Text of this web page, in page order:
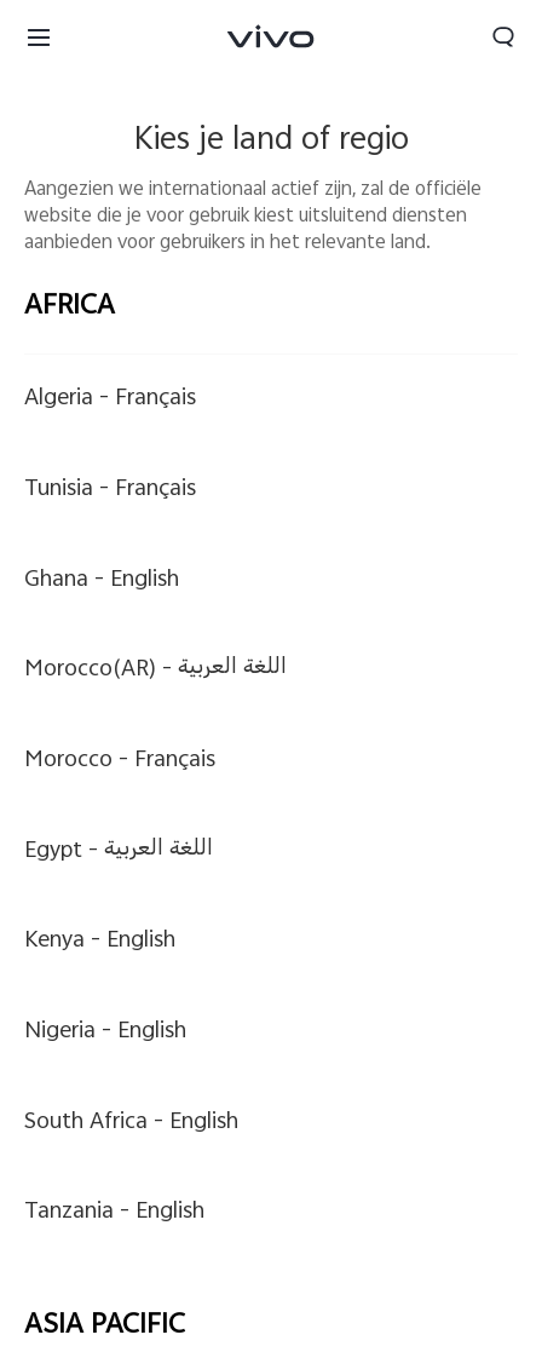
Kies je land of regio
Aangezien we internationaal actief zijn, zal de officiële
website die je voor gebruik kiest uitsluitend diensten
aanbieden voor gebruikers in het relevante land.
AFRICA
Algeria - Français
Tunisia - Français
Ghana - English
Morocco(AR) -اللغة العربية
Morocco - Français
Egypt -اللغة العربية
Kenya - English
Nigeria - English
South Africa - English
Tanzania - English
ASIA PACIFIC